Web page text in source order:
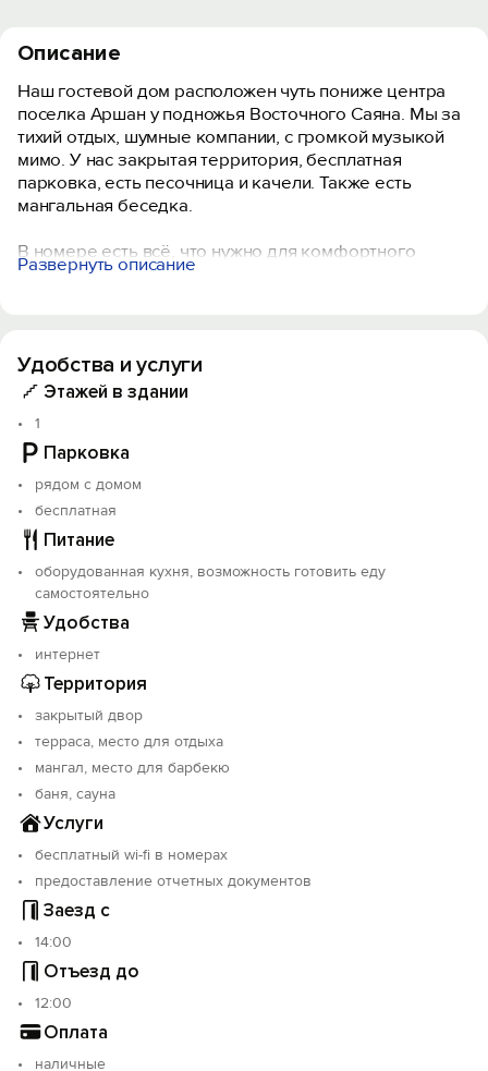
Описание
Наш гостевой дом расположен чуть пониже центра
поселка Аршан у подножья Восточного Саяна. Мы за
тихий отдых, шумные компании, с громкой музыкой
мимо. У нас закрытая территория, бесплатная
парковка, есть песочница и качели. Также есть
мангальная беседка.
В номере есть всё, что нужно для комфортного
отдыха: постельное бельё, полотенца, телевизор,
центральную Трактовую улицу.
Развернуть описание
Удобства и услуги
Этажей в здании
1
Парковка
рядом с домом
бесплатная
Питание
оборудованная кухня, возможность готовить еду
самостоятельно
Удобства
интернет
Территория
закрытый двор
терраса, место для отдыха
мангал, место для барбекю
баня, сауна
Услуги
бесплатный wi-fi в номерах
предоставление отчетных документов
Заезд с
14:00
Отъезд до
12:00
Оплата
наличные